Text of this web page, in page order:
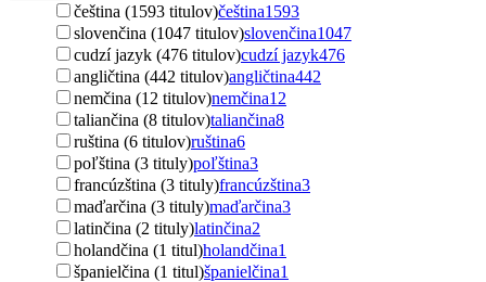
čeština (1593 titulov)čeština1593
slovenčina (1047 titulov)slovenčina1047
cudzí jazyk (476 titulov)cudzí jazyk476
angličtina (442 titulov)angličtina442
nemčina (12 titulov)nemčina12
taliančina (8 titulov)taliančina8
ruština (6 titulov)ruština6
poľština (3 tituly)poľština3
francúzština (3 tituly)francúzština3
maďarčina (3 tituly)maďarčina3
latinčina (2 tituly)latinčina2
holandčina (1 titul)holandčina1
španielčina (1 titul)španielčina1